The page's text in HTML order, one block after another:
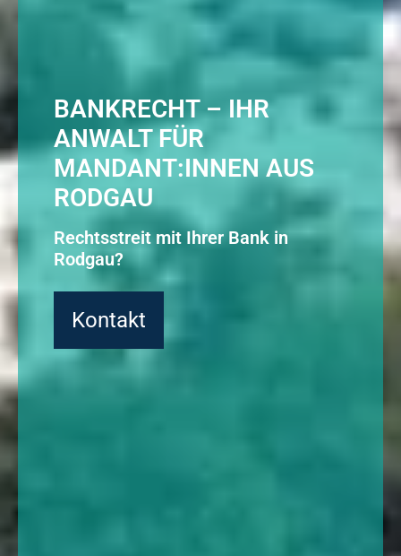
BANKRECHT – IHR
ANWALT FÜR
MANDANT:INNEN AUS
RODGAU
Rechtsstreit mit Ihrer Bank in
Rodgau?
Kontakt